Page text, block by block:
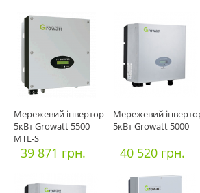
Мережевий інвертор
5кВт Growatt 5500
MTL-S
39 871 грн.
Мережевий
5кВт Growatt 5000
40 520 грн.